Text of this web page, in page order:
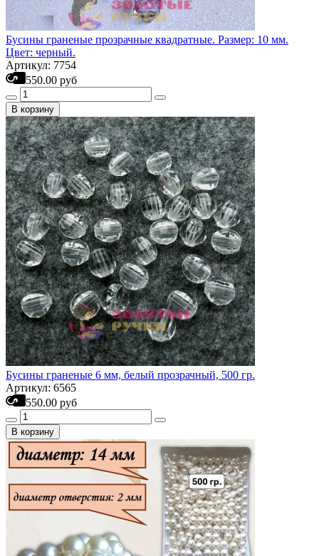
Бусины граненые прозрачные квадратные. Размер: 10 мм.
Цвет: черный.
Артикул: 7754
550.00 руб
В корзину
Бусины граненые 6 мм, белый прозрачный, 500 гр.
Артикул: 6565
550.00 руб
В корзину